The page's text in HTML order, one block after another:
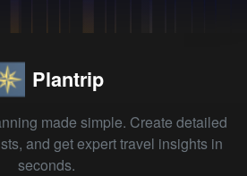
Plantrip
made simple. Create detailed
and get expert travel insights in
seconds.